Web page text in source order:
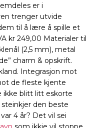
er i
trenger utvide
til å lære å spille et
kr 249,00 Materialer til
(2,5 mm), metal
charm & opskrift.
Integrasjon mot
de fleste kjente
ikke blitt litt eskorte
den beste
4 år? Det vil sei